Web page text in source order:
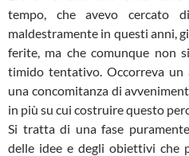
tempo, che avevo cercato
maldestramente in questi anni,
ferite, ma che comunque non
timido tentativo. Occorreva un
una concomitanza di
in più su cui costruire questo
Si tratta di una fase
delle idee e degli obiettivi che